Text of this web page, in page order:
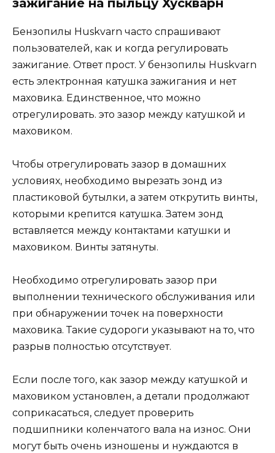
Бензопилы Huskvarn часто спрашивают
пользователей, как и когда регулировать
зажигание. Ответ прост. У бензопилы Huskvarn
есть электронная катушка зажигания и нет
маховика. Единственное, что можно
отрегулировать. это зазор между катушкой и
маховиком.
Чтобы отрегулировать зазор в домашних
условиях, необходимо вырезать зонд из
пластиковой бутылки, а затем открутить винты,
которыми крепится катушка. Затем зонд
вставляется между контактами катушки и
маховиком. Винты затянуты.
Необходимо отрегулировать зазор при
выполнении технического обслуживания или
при обнаружении точек на поверхности
маховика. Такие судороги указывают на то, что
разрыв полностью отсутствует.
Если после того, как зазор между катушкой и
маховиком установлен, а детали продолжают
соприкасаться, следует проверить
подшипники коленчатого вала на износ. Они
могут быть очень изношены и нуждаются в